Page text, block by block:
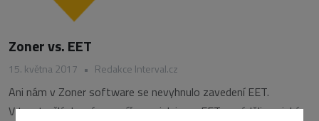
Zoner vs. EET
15. května 2017 • Redakce Interval.cz
Ani nám v Zoner software se nevyhnulo zavedení EET.
V tomto článku vám popíšeme, jak jsme EET zaváděli, na jaké